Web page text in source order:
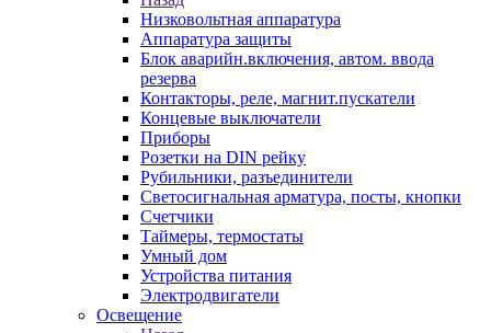
Низковольтная аппаратура
Аппаратура защиты
Блок аварийн.включения, автом. ввода
резерва
Контакторы, реле, магнит.пускатели
Концевые выключатели
Приборы
Розетки на DIN рейку
Рубильники, разъединители
Светосигнальная арматура, посты, кнопки
Счетчики
Таймеры, термостаты
Умный дом
Устройства питания
Электродвигатели
Освещение